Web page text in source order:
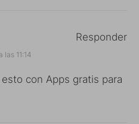
las 11:14
con Apps gratis para
Responder